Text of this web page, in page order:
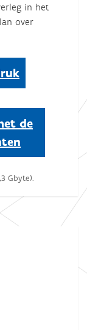
in het
over
de
Gbyte).